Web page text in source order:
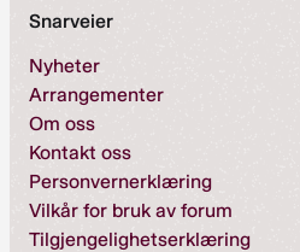
Snarveier
Nyheter
Arrangementer
Om oss
Kontakt oss
Personvernerklæring
Vilkår for bruk av forum
Tilgjengelighetserklæring